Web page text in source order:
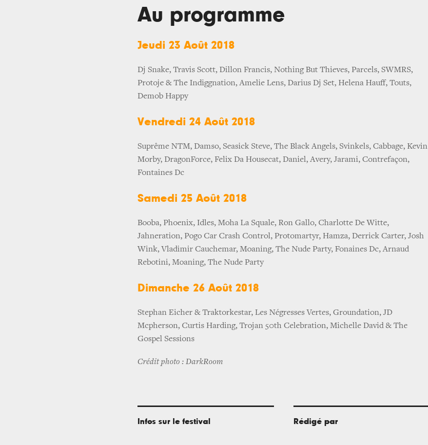
Au programme
Jeudi 23 Août 2018
Dj Snake, Travis Scott, Dillon Francis, Nothing But Thieves, Parcels, SWMRS,
Protoje & The Indiggnation, Amelie Lens, Darius Dj Set, Helena Hauff, Touts,
Demob Happy
Vendredi 24 Août 2018
Suprême NTM, Damso, Seasick Steve, The Black Angels, Svinkels, Cabbage, Kevin
Morby, DragonForce, Felix Da Housecat, Daniel, Avery, Jarami, Contrefaçon,
Fontaines Dc
Samedi 25 Août 2018
Booba, Phoenix, Idles, Moha La Squale, Ron Gallo, Charlotte De Witte,
Jahneration, Pogo Car Crash Control, Protomartyr, Hamza, Derrick Carter, Josh
Wink, Vladimir Cauchemar, Moaning, The Nude Party, Fonaines Dc, Arnaud
Rebotini, Moaning, The Nude Party
Dimanche 26 Août 2018
Stephan Eicher & Traktorkestar, Les Négresses Vertes, Groundation, JD
Mcpherson, Curtis Harding, Trojan 50th Celebration, Michelle David & The
Gospel Sessions
Crédit photo : DarkRoom
Infos sur le festival Rédigé par